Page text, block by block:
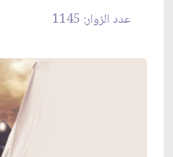
عدد الزوار: 1145